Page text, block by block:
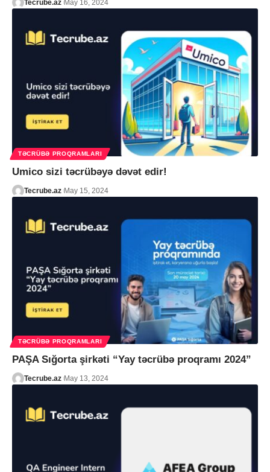
Tecrube.az May 16, 2024
TƏCRÜBƏ PROQRAMLARI
Umico sizi təcrübəyə dəvət edir!
Tecrube.az May 15, 2024
TƏCRÜBƏ PROQRAMLARI
PAŞA Sığorta şirkəti “Yay təcrübə proqramı 2024”
Tecrube.az May 13, 2024